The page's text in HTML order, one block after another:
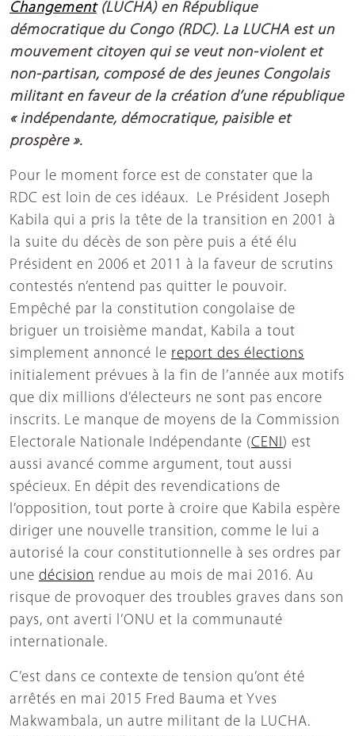
Changement(LUCHA) en République
démocratique du Congo (RDC). La LUCHA est un
mouvement citoyen qui se veut non-violent et
non-partisan, composé de des jeunes Congolais
militant en faveur de la création d’une république
« indépendante, démocratique, paisible et
prospère ».
Pour le moment force est de constater que la
RDC est loin de ces idéaux. Le Président Joseph
Kabila qui a pris la tête de la transition en 2001 à
la suite du décès de son père puis a été élu
Président en 2006 et 2011 à la faveur de scrutins
contestés n’entend pas quitter le pouvoir.
Empêché par la constitution congolaise de
briguer un troisième mandat, Kabila a tout
simplement annoncé le report des élections
initialement prévues à la fin de l’année aux motifs
que dix millions d’électeurs ne sont pas encore
inscrits. Le manque de moyens de la Commission
Electorale Nationale Indépendante (CENI) est
aussi avancé comme argument, tout aussi
spécieux. En dépit des revendications de
l’opposition, tout porte à croire que Kabila espère
diriger une nouvelle transition, comme le lui a
autorisé la cour constitutionnelle à ses ordres par
une décision rendue au mois de mai 2016. Au
risque de provoquer des troubles graves dans son
pays, ont averti l’ONU et la communauté
internationale.
C’est dans ce contexte de tension qu’ont été
arrêtés en mai 2015 Fred Bauma et Yves
Makwambala, un autre militant de la LUCHA.